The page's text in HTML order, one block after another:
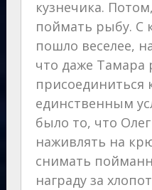
кузнечика.
поймать рыбу. С
пошло веселее,
что даже Тамара
присоединиться
единственным
было то, что
наживлять на
снимать
награду за